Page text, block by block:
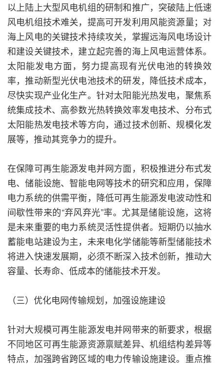
以上陆上大型风电机组的研制和推广，突破陆上低速
风电机组技术难关，提高可开发利用风能资源量；对
海上风电的关键技术持续攻关，掌握远海风电场设计
和建设关键技术，建立起完善的海上风电运营体系。
太阳能发电方面，努力提高现有光伏电池的转换效
率，推动新型光伏电池技术的研发，降低技术成本，
尽快实现产业化生产。针对太阳能光热发电，聚焦系
统集成技术、高参数光热转换效率发电技术、分布式
太阳能热发电技术等方向，通过技术创新、规模化发
展等，推动其竞争力的提升。
在保障可再生能源发电并网方面，积极推进分布式发
电、储能设施、智能电网等技术的研究和应用，保障
电力系统的供需平衡，降低可再生能源发电波动性和
间歇性带来的“弃风弃光”率。尤其是储能设施，这将
是未来重要的电力系统灵活性提供者。短期仍以抽水
蓄能电站建设为主，未来电化学储能等新型储能技术
将进入快速发展期，必须不断深入技术创新，推动大
容量、长寿命、低成本的储能技术开发。
（三）优化电网传输规划，加强设施建设
针对大规模可再生能源发电并网带来的新要求，根据
不同地区可再生能源资源禀赋差异、机组结构差异等
特点，加强跨省跨区域的电力传输设施建设。重点推